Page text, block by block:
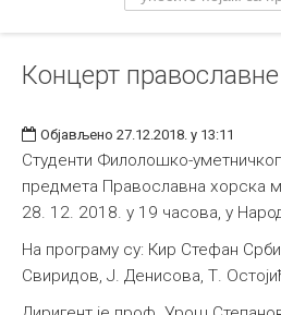
Уметност
Музичка уметност
Галерија
Издаваштво
Међународна
Концерт
Објављено 27.12.2018. у 13:11
Студенти Филолошко-
предмета Православна хорска
28. 12. 2018. у 19 часова, у
На програму су: Кир Стефан
Свиридов, Ј. Денисова, Т.